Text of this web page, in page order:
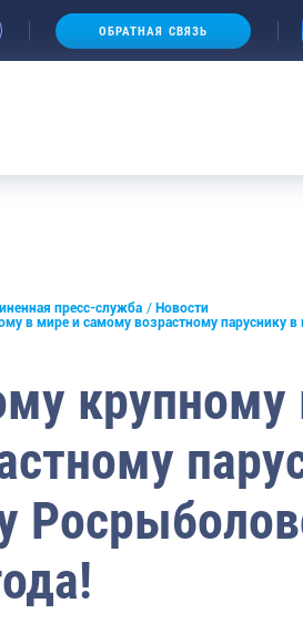
ОБРАТНАЯ СВЯЗЬ
пресс-служба
Новости
в мире и самому возрастному паруснику